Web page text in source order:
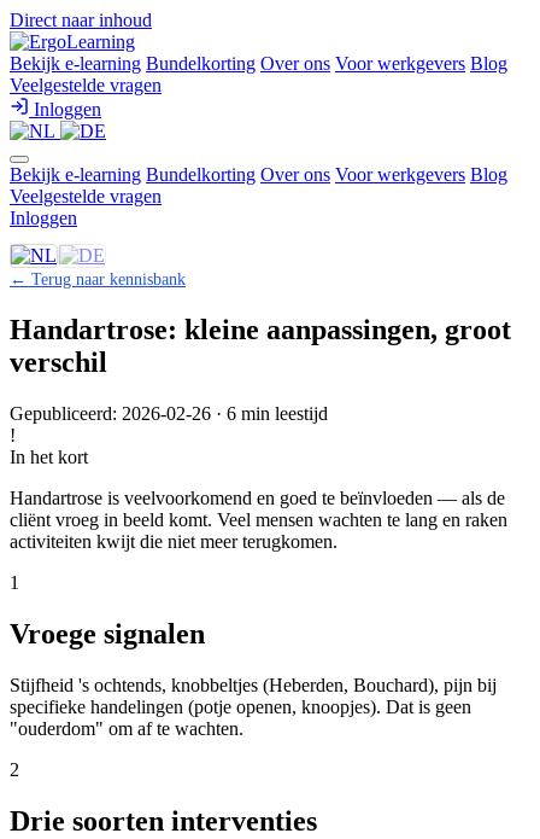
Direct naar inhoud
Bekijk e-learning Bundelkorting Over ons Voor werkgevers Blog
Veelgestelde vragen
Inloggen
Bekijk e-learning Bundelkorting Over ons Voor werkgevers Blog
Veelgestelde vragen
Inloggen
← Terug naar kennisbank
Handartrose: kleine aanpassingen, groot
verschil
Gepubliceerd: 2026-02-26 · 6 min leestijd
!
In het kort
Handartrose is veelvoorkomend en goed te beïnvloeden — als de
cliënt vroeg in beeld komt. Veel mensen wachten te lang en raken
activiteiten kwijt die niet meer terugkomen.
1
Vroege signalen
Stijfheid 's ochtends, knobbeltjes (Heberden, Bouchard), pijn bij
specifieke handelingen (potje openen, knoopjes). Dat is geen
"ouderdom" om af te wachten.
2
Drie soorten interventies